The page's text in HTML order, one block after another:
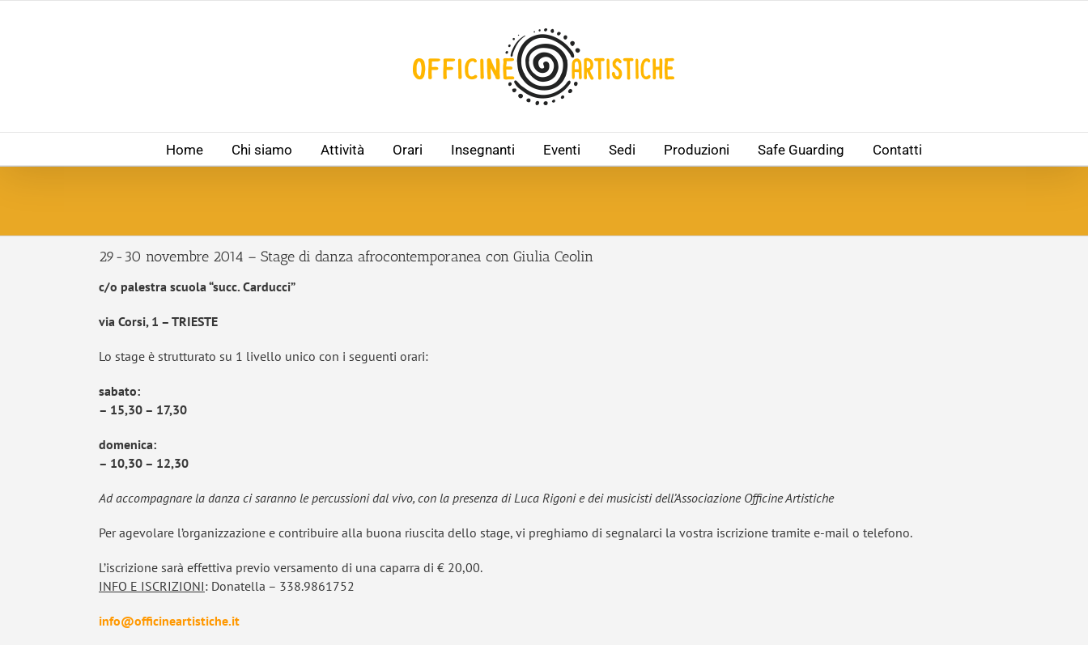
Home Chi siamo Attività Orari Insegnanti Eventi Sedi Produzioni Safe Guarding Contatti
29-30 novembre 2014 – Stage di danza afrocontemporanea con Giulia Ceolin
c/o palestra scuola “succ. Carducci”
via Corsi, 1 – TRIESTE
Lo stage è strutturato su 1 livello unico con i seguenti orari:
sabato:
– 15,30 – 17,30
domenica:
– 10,30 – 12,30
Ad accompagnare la danza ci saranno le percussioni dal vivo, con la presenza di Luca Rigoni e dei musicisti dell’Associazione Officine Artistiche
Per agevolare l’organizzazione e contribuire alla buona riuscita dello stage, vi preghiamo di segnalarci la vostra iscrizione tramite e-mail o telefono.
L’iscrizione sarà effettiva previo versamento di una caparra di € 20,00.
INFO E ISCRIZIONI: Donatella – 338.9861752
info@officineartistiche.it